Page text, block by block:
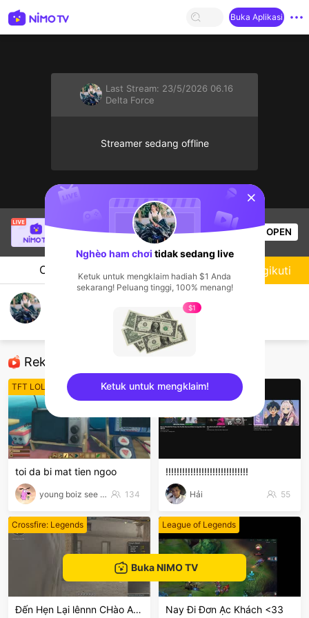
Buka Aplikasi
Last Stream: 23/5/2026 06.16
Delta Force
Streamer sedang offline
sedang siaran langsung!
1.1k Penonton OPEN
Chat Streamer
Rekomendasi
TFT LOL
toi da bi mat tien ngoo
young boiz see tinh 134
League of Legends
!!!!!!!!!!!!!!!!!!!!!!!!!!!!!!
Hải 55
Crossfire: Legends
Đến Hẹn Lại lênnn CHào ACE
League of Legends
Nay Đi Đơn Ạc Khách <33
Mengikuti
Buka NIMO TV
sentinelStart
Nghèo ham chơi tidak sedang live
Ketuk untuk mengklaim hadiah $1 Anda
sekarang! Peluang tinggi, 100% menang!
$1
Ketuk untuk mengklaim!
sentinelEnd